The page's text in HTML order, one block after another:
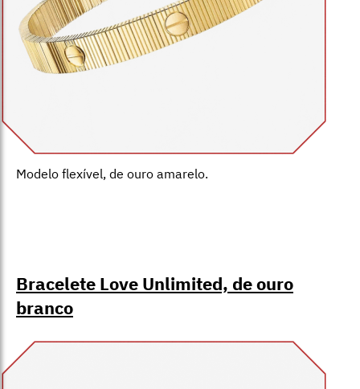
Modelo flexível, de ouro amarelo.
Bracelete Love Unlimited, de ouro
branco